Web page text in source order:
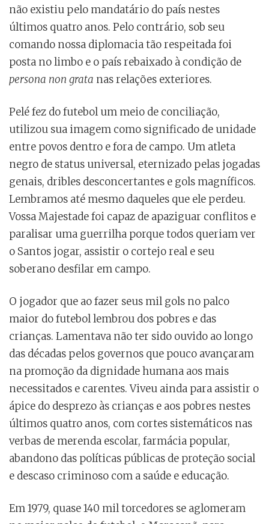
não existiu pelo mandatário do país nestes
últimos quatro anos. Pelo contrário, sob seu
comando nossa diplomacia tão respeitada foi
posta no limbo e o país rebaixado à condição de
persona non grata nas relações exteriores.
Pelé fez do futebol um meio de conciliação,
utilizou sua imagem como significado de unidade
entre povos dentro e fora de campo. Um atleta
negro de status universal, eternizado pelas jogadas
genais, dribles desconcertantes e gols magníficos.
Lembramos até mesmo daqueles que ele perdeu.
Vossa Majestade foi capaz de apaziguar conflitos e
paralisar uma guerrilha porque todos queriam ver
o Santos jogar, assistir o cortejo real e seu
soberano desfilar em campo.
O jogador que ao fazer seus mil gols no palco
maior do futebol lembrou dos pobres e das
crianças. Lamentava não ter sido ouvido ao longo
das décadas pelos governos que pouco avançaram
na promoção da dignidade humana aos mais
necessitados e carentes. Viveu ainda para assistir o
ápice do desprezo às crianças e aos pobres nestes
últimos quatro anos, com cortes sistemáticos nas
verbas de merenda escolar, farmácia popular,
abandono das políticas públicas de proteção social
e descaso criminoso com a saúde e educação.
Em 1979, quase 140 mil torcedores se aglomeram